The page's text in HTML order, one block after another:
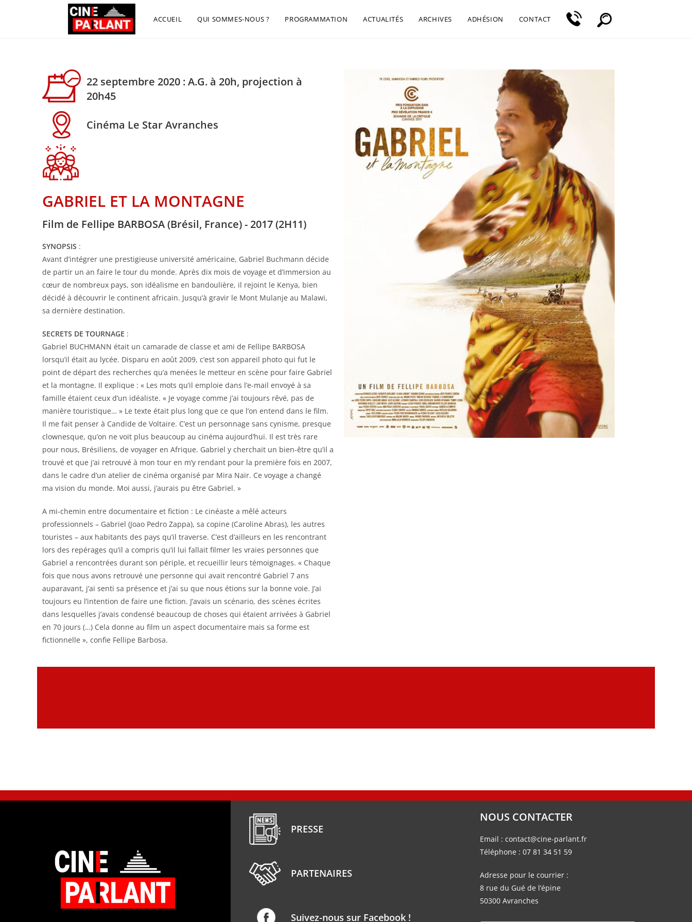
ACCUEIL QUI SOMMES-NOUS ? PROGRAMMATION ACTUALITÉS ARCHIVES ADHÉSION CONTACT
22 septembre 2020 : A.G. à 20h, projection à
20h45
Cinéma Le Star Avranches
GABRIEL ET LA MONTAGNE
Film de Fellipe BARBOSA (Brésil, France) - 2017 (2H11)
SYNOPSIS :
Avant d’intégrer une prestigieuse université américaine, Gabriel Buchmann décide
de partir un an faire le tour du monde. Après dix mois de voyage et d’immersion au
cœur de nombreux pays, son idéalisme en bandoulière, il rejoint le Kenya, bien
décidé à découvrir le continent africain. Jusqu’à gravir le Mont Mulanje au Malawi,
sa dernière destination.
SECRETS DE TOURNAGE :
Gabriel BUCHMANN était un camarade de classe et ami de Fellipe BARBOSA
lorsqu’il était au lycée. Disparu en août 2009, c’est son appareil photo qui fut le
point de départ des recherches qu’a menées le metteur en scène pour faire Gabriel
et la montagne. Il explique : « Les mots qu’il emploie dans l’e-mail envoyé à sa
famille étaient ceux d’un idéaliste. « Je voyage comme j’ai toujours rêvé, pas de
manière touristique… » Le texte était plus long que ce que l’on entend dans le film.
Il me fait penser à Candide de Voltaire. C’est un personnage sans cynisme, presque
clownesque, qu’on ne voit plus beaucoup au cinéma aujourd’hui. Il est très rare
pour nous, Brésiliens, de voyager en Afrique. Gabriel y cherchait un bien-être qu’il a
trouvé et que j’ai retrouvé à mon tour en m’y rendant pour la première fois en 2007,
dans le cadre d’un atelier de cinéma organisé par Mira Nair. Ce voyage a changé
ma vision du monde. Moi aussi, j’aurais pu être Gabriel. »
A mi-chemin entre documentaire et fiction : Le cinéaste a mêlé acteurs
professionnels – Gabriel (Joao Pedro Zappa), sa copine (Caroline Abras), les autres
touristes – aux habitants des pays qu’il traverse. C’est d’ailleurs en les rencontrant
lors des repérages qu’il a compris qu’il lui fallait filmer les vraies personnes que
Gabriel a rencontrées durant son périple, et recueillir leurs témoignages. « Chaque
fois que nous avons retrouvé une personne qui avait rencontré Gabriel 7 ans
auparavant, j’ai senti sa présence et j’ai su que nous étions sur la bonne voie. J’ai
toujours eu l’intention de faire une fiction. J’avais un scénario, des scènes écrites
dans lesquelles j’avais condensé beaucoup de choses qui étaient arrivées à Gabriel
en 70 jours (…) Cela donne au film un aspect documentaire mais sa forme est
fictionnelle », confie Fellipe Barbosa.
PRESSE
PARTENAIRES
Suivez-nous sur Facebook !
NOUS CONTACTER
Email : contact@cine-parlant.fr
Téléphone : 07 81 34 51 59
Adresse pour le courrier :
8 rue du Gué de l’épine
50300 Avranches